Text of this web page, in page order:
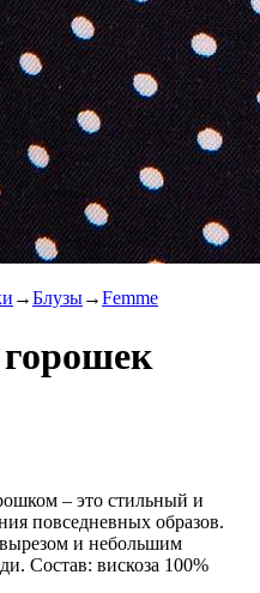
Блузы Femme
– это стильный и
повседневных образов.
и небольшим
Состав: вискоза 100%